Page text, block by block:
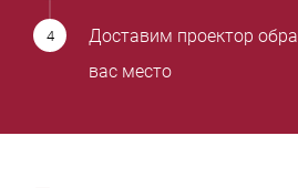
Доставим проектор
вас место